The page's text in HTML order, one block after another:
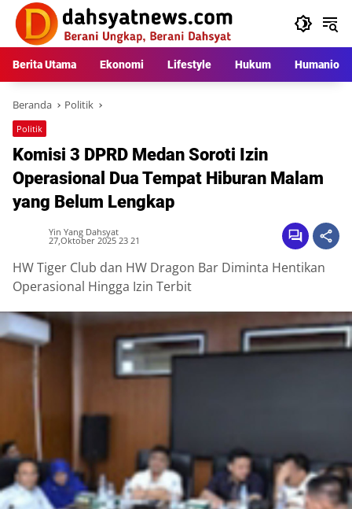
Langsung
konten
Berita Utama Ekonomi Lifestyle Hukum Humaniora
Beranda Politik
Politik
Komisi 3 DPRD Medan Soroti Izin
Operasional Dua Tempat Hiburan Malam
yang Belum Lengkap
Yin Yang Dahsyat
27,Oktober 2025 23 21
HW Tiger Club dan HW Dragon Bar Diminta Hentikan
Operasional Hingga Izin Terbit